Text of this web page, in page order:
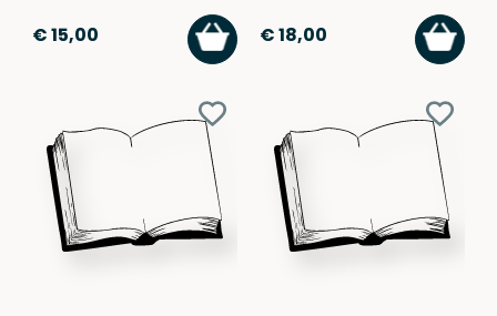
€ 15,00
AGGIUNGI
AL
CARRELLO
€ 18,00
AL
Aggiungi
ai
preferiti
ai